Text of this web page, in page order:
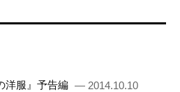
洋服』予告編 — 2014.10.10